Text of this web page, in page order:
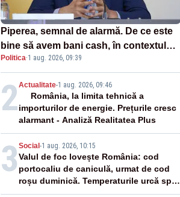
Piperea, semnal de alarmă. De ce este
bine să avem bani cash, în contextul
alertei energetice?
Politica·1 aug. 2026, 09:39
2Actualitate-1 aug. 2026, 09:46
România, la limita tehnică a
importurilor de energie. Prețurile cresc
alarmant - Analiză Realitatea Plus
3 Social -1 aug. 2026, 10:15
Valul de foc lovește România: cod
portocaliu de caniculă, urmat de cod
roșu duminică. Temperaturile urcă spre
40°C